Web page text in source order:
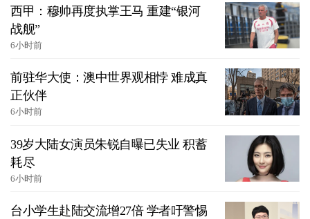
西甲：穆帅再度执掌王马 重建“银河
战舰”
6小时前
前驻华大使：澳中世界观相悖 难成真
正伙伴
6小时前
39岁大陆女演员朱锐自曝已失业 积蓄
耗尽
6小时前
台小学生赴陆交流增27倍 学者吁警惕